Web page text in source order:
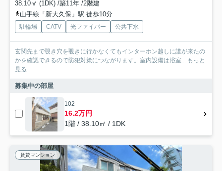
38.10㎡ (1DK) /築11年 /2階建
山手線「新大久保」駅 徒歩10分
駐輪場 CATV 光ファイバー 公共下水
玄関先まで覗き穴を覗きに行かなくてもインターホン越しに誰が来たの
かを確認できるので防犯対策につながります。室内設備は浴室...
もっと
見る
募集中の部屋
102
16.2万円
1階 / 38.10㎡ / 1DK
賃貸マンション